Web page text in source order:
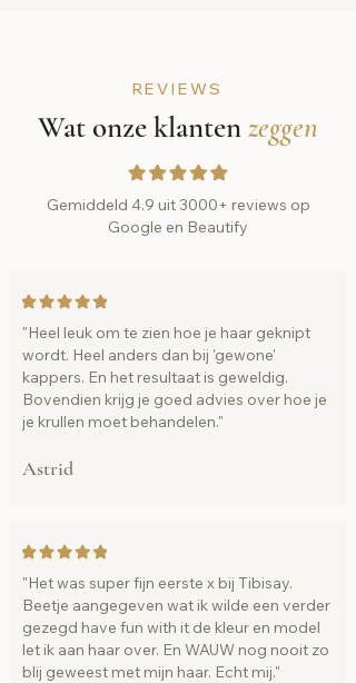
REVIEWS
Wat onze klantenzeggen
Gemiddeld 4.9 uit 3000+ reviews op
Google en Beautify
"Heel leuk om te zien hoe je haar geknipt
wordt. Heel anders dan bij 'gewone'
kappers. En het resultaat is geweldig.
Bovendien krijg je goed advies over hoe je
je krullen moet behandelen."
Astrid
"Het was super fijn eerste x bij Tibisay.
Beetje aangegeven wat ik wilde een verder
gezegd have fun with it de kleur en model
let ik aan haar over. En WAUW nog nooit zo
blij geweest met mijn haar. Echt mij."